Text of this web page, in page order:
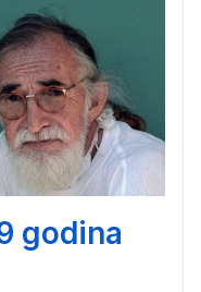
godina